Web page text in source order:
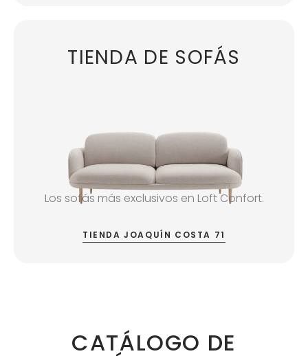
TIENDA DE SOFÁS
Los sofás más exclusivos en Loft Confort.
TIENDA JOAQUÍN COSTA 71
CATÁLOGO DE